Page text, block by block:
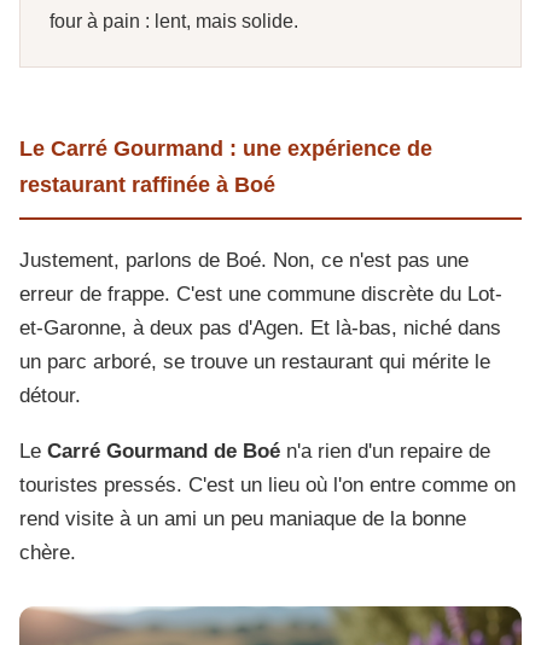
four à pain : lent, mais solide.
Le Carré Gourmand : une expérience de
restaurant raffinée à Boé
Justement, parlons de Boé. Non, ce n'est pas une
erreur de frappe. C'est une commune discrète du Lot-
et-Garonne, à deux pas d'Agen. Et là-bas, niché dans
un parc arboré, se trouve un restaurant qui mérite le
détour.
Le Carré Gourmand de Boé n'a rien d'un repaire de
touristes pressés. C'est un lieu où l'on entre comme on
rend visite à un ami un peu maniaque de la bonne
chère.